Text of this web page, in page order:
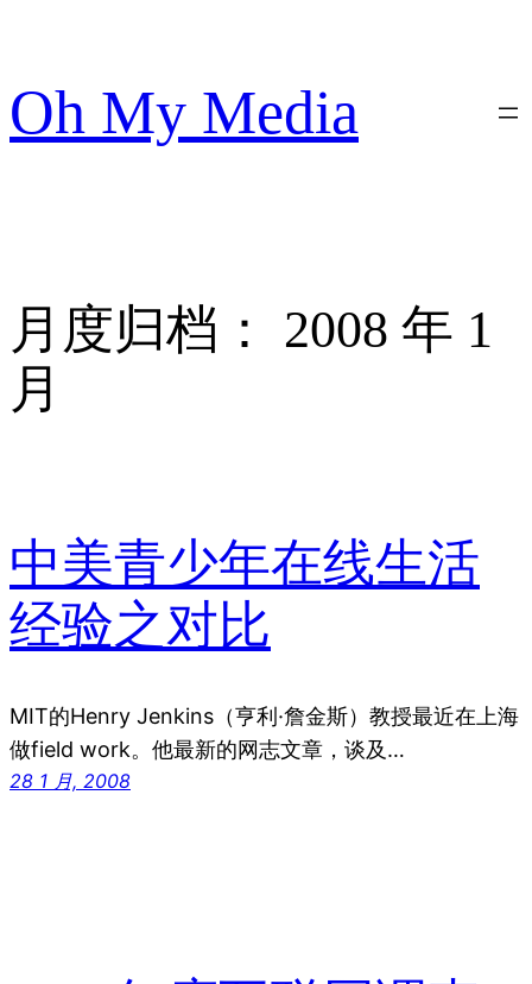
内
容
Oh My Media
月度归档： 2008 年 1
月
中美青少年在线生活
经验之对比
MIT的Henry Jenkins（亨利·詹金斯）教授最近在上海
做field work。他最新的网志文章，谈及…
28 1 月, 2008